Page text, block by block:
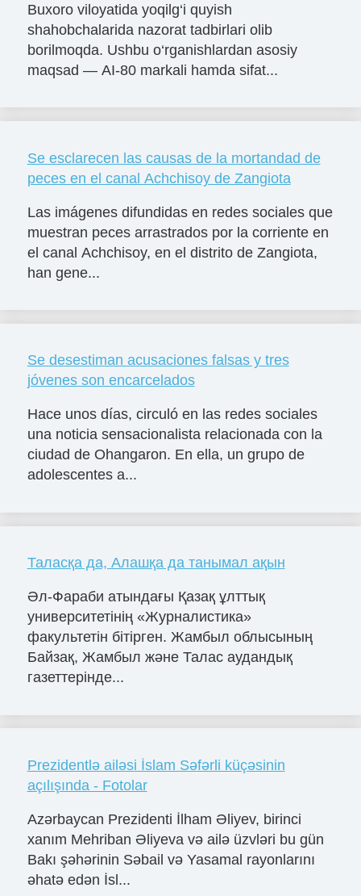
Buxoro viloyatida yoqilg‘i quyish
shahobchalarida nazorat tadbirlari olib
borilmoqda. Ushbu o‘rganishlardan asosiy
maqsad — AI-80 markali hamda sifat...
Se esclarecen las causas de la mortandad de
peces en el canal Achchisoy de Zangiota
Las imágenes difundidas en redes sociales que
muestran peces arrastrados por la corriente en
el canal Achchisoy, en el distrito de Zangiota,
han gene...
Se desestiman acusaciones falsas y tres
jóvenes son encarcelados
Hace unos días, circuló en las redes sociales
una noticia sensacionalista relacionada con la
ciudad de Ohangaron. En ella, un grupo de
adolescentes a...
Таласқа да, Алашқа да танымал ақын
Әл-Фараби атындағы Қазақ ұлттық
университетінің «Журналистика»
факультетін бітірген. Жамбыл облысының
Байзақ, Жамбыл және Талас аудандық
газеттерінде...
Prezidentlə ailəsi İslam Səfərli küçəsinin
açılışında - Fotolar
Azərbaycan Prezidenti İlham Əliyev, birinci
xanım Mehriban Əliyeva və ailə üzvləri bu gün
Bakı şəhərinin Səbail və Yasamal rayonlarını
əhatə edən İsl...